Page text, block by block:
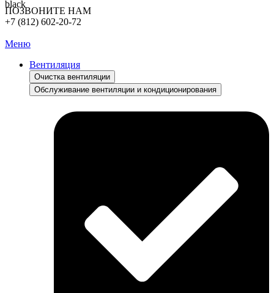
ПОЗВОНИТЕ НАМ
+7 (812) 602-20-72
Меню
Вентиляция
Очистка вентиляции
Обслуживание вентиляции и кондиционирования